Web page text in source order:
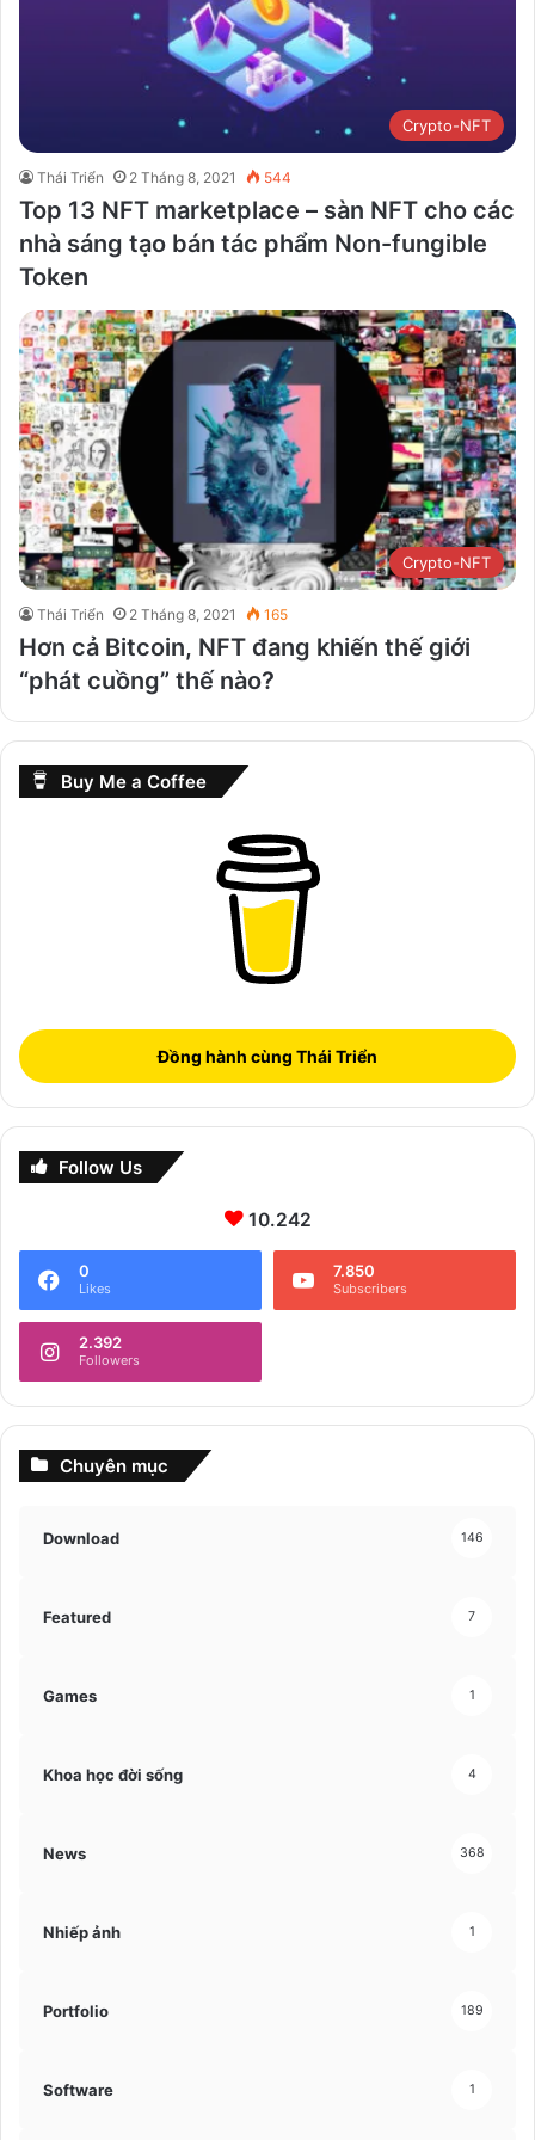
Crypto-NFT
Thái Triển 2 Tháng 8, 2021 544
Top 13 NFT marketplace – sàn NFT cho các
nhà sáng tạo bán tác phẩm Non-fungible
Token
Crypto-NFT
Thái Triển 2 Tháng 8, 2021 165
Hơn cả Bitcoin, NFT đang khiến thế giới
“phát cuồng” thế nào?
Buy Me a Coffee
Đồng hành cùng Thái Triển
Follow Us
10.242
0
Likes
7.850
Subscribers
2.392
Followers
Chuyên mục
Download 146
Featured 7
Games 1
Khoa học đời sống 4
News 368
Nhiếp ảnh 1
Portfolio 189
Software 1